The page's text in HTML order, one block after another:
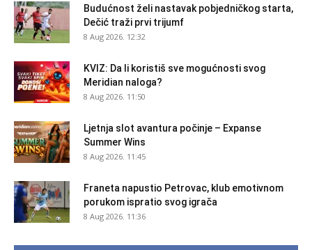
Budućnost želi nastavak pobjedničkog starta,
Dečić traži prvi trijumf
8 Aug 2026. 12:32
KVIZ: Da li koristiš sve mogućnosti svog
Meridian naloga?
8 Aug 2026. 11:50
Ljetnja slot avantura počinje – Expanse
Summer Wins
8 Aug 2026. 11:45
Franeta napustio Petrovac, klub emotivnom
porukom ispratio svog igrača
8 Aug 2026. 11:36